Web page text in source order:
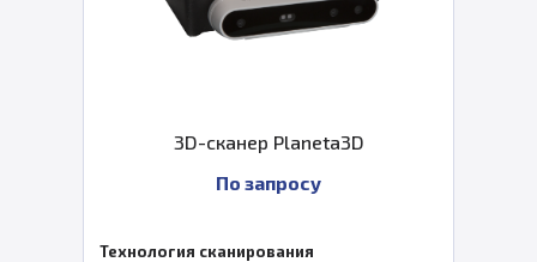
3D-сканер Planeta3D
По запросу
Технология сканирования